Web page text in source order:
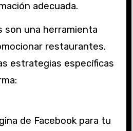
adecuada.
son una herramienta
restaurantes.
estrategias específicas
de Facebook para tu